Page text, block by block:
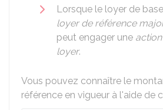
Lorsque le loyer de
loyer de référence
peut engager une
loyer.
Vous pouvez connaître le
référence en vigueur à l'aide de